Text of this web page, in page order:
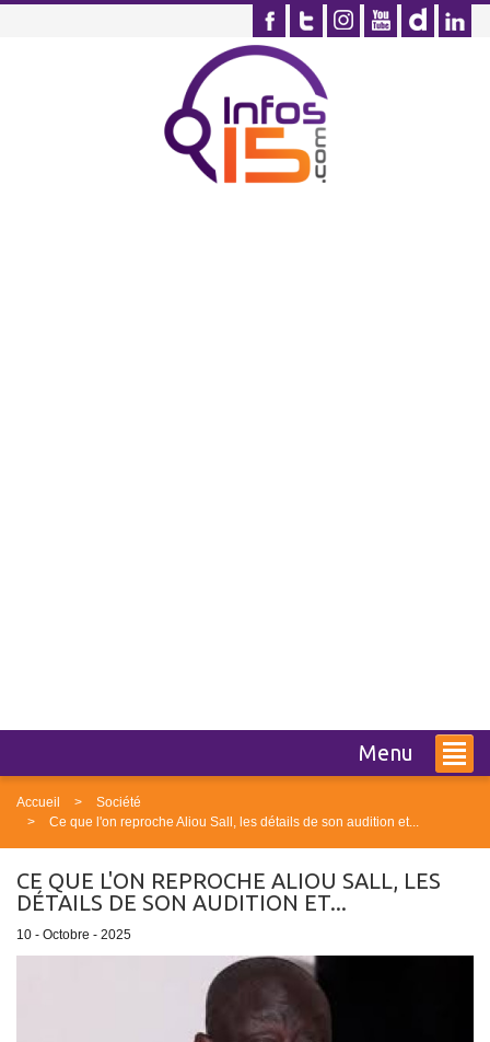
Menu
Accueil
Société
Ce que l'on reproche Aliou Sall, les détails de son audition et...
CE QUE L'ON REPROCHE ALIOU SALL, LES
DÉTAILS DE SON AUDITION ET...
10 - Octobre - 2025